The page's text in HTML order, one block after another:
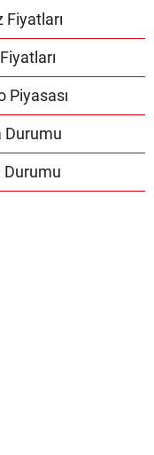
Fiyatları
Piyasası
Durumu
Durumu